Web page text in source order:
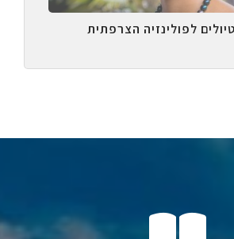
לפולינזיה הצרפתית